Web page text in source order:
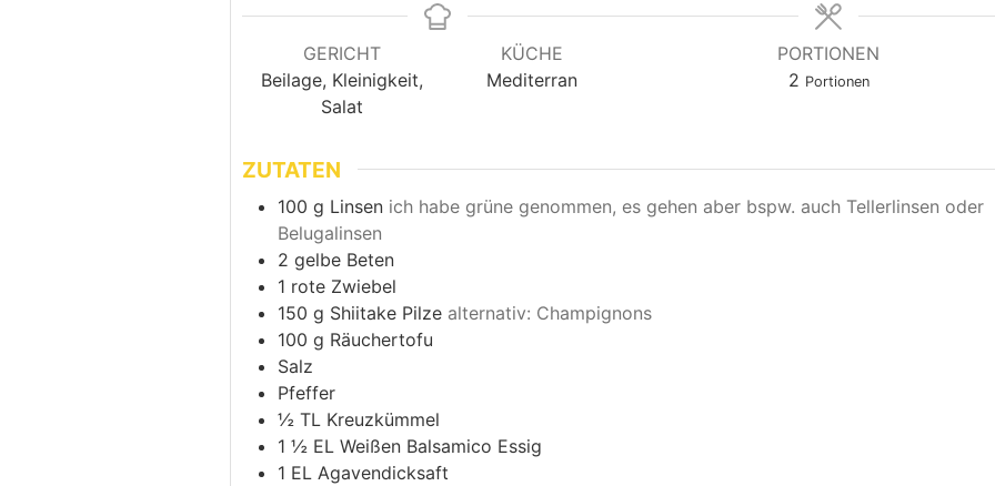
GERICHT
Beilage, Kleinigkeit,
Salat
KÜCHE
Mediterran
PORTIONEN
2 Portionen
ZUTATEN
100 g Linsen ich habe grüne genommen, es gehen aber bspw. auch Tellerlinsen oder
Belugalinsen
2 gelbe Beten
1 rote Zwiebel
150 g Shiitake Pilze alternativ: Champignons
100 g Räuchertofu
Salz
Pfeffer
½ TL Kreuzkümmel
1 ½ EL Weißen Balsamico Essig
1 EL Agavendicksaft